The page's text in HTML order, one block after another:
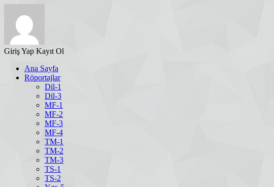
Giriş Yap Kayıt Ol
Ana Sayfa
Röportajlar
Dil-1
Dil-3
MF-1
MF-2
MF-3
MF-4
TM-1
TM-2
TM-3
TS-1
TS-2